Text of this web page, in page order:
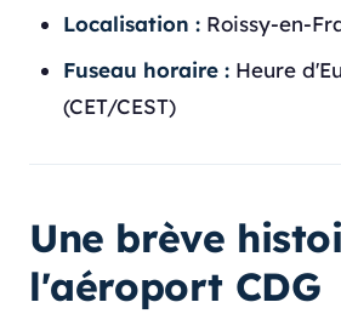
Localisation : Roissy-en-
Fuseau horaire : Heure
(CET/CEST)
Une brève
l'aéroport CDG